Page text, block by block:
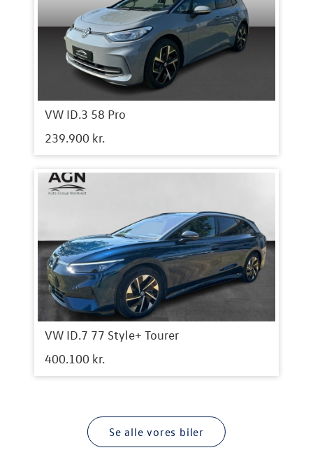
VW ID.3 58 Pro
239.900 kr.
VW ID.7 77 Style+ Tourer
400.100 kr.
Se alle vores biler